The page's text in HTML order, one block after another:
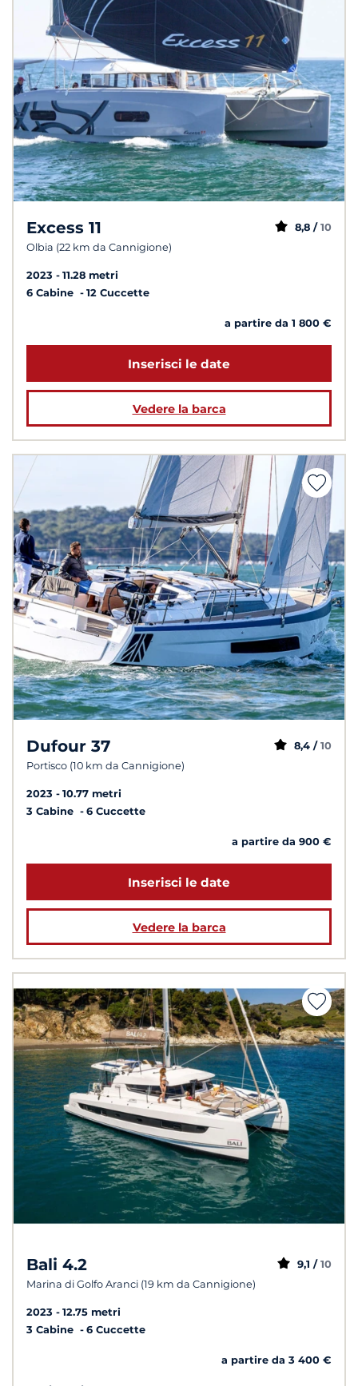
Excess 11
Olbia (22 km da Cannigione)
8,8 / 10
2023
11.28 metri
6 Cabine
12 Cuccette
a partire da 1 800 €
Inserisci le date
Vedere la barca
Dufour 37
Portisco (10 km da Cannigione)
8,4 / 10
2023
10.77 metri
3 Cabine
6 Cuccette
a partire da 900 €
Inserisci le date
Vedere la barca
Bali 4.2
Marina di Golfo Aranci (19 km da Cannigione)
9,1 / 10
2023
12.75 metri
3 Cabine
6 Cuccette
a partire da 3 400 €